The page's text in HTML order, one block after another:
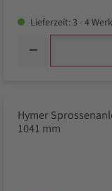
Lieferzeit: 3 - 4
Hymer
1041 mm